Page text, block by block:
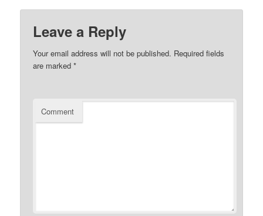
Leave a Reply
Your email address will not be published. Required fields
are marked*
Comment